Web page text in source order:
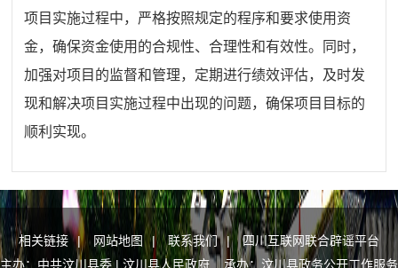
项目实施过程中，严格按照规定的程序和要求使用资
金，确保资金使用的合规性、合理性和有效性。同时，
加强对项目的监督和管理，定期进行绩效评估，及时发
现和解决项目实施过程中出现的问题，确保项目目标的
顺利实现。
相关链接 | 网站地图 | 联系我们 |
四川互联网联合辟谣平台
主办：中共汶川县委 | 汶川县人民政府 承办：汶川县政务公开工作服务